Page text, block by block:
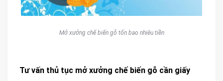
Mở xưởng chế biến gỗ tốn bao nhiêu tiền
Tư vấn thủ tục mở xưởng chế biến gỗ cần giấy